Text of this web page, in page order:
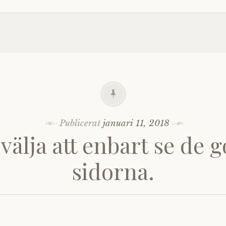
Publiceratjanuari 11, 2018
att enbart se de
sidorna.